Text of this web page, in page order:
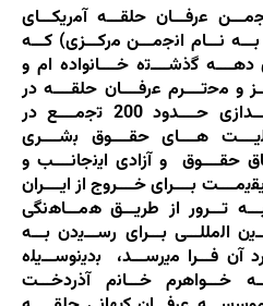
ﻋرﻓـــﺎن ﺣﻠﻘـــه آﻣرﯾﮑـــﺎی
ﻧـــﺎم اﻧﺟﻣـــن ﻣرﮐـــزی) ﮐـــه
دھــــه ﮔذﺷــــﺗه ﺧــــﺎﻧواده ام و
و ﻣﺣﺗــــرم ﻋرﻓــــﺎن ﺣﻠﻘــــه در
ﺗورﻧﺗــــوی ﮐﺎﻧــــﺎدا و راه اﻧــــدازی ﺣــــدود 200 ﺗﺟﻣــــﻊ در
ھــــﺎی ﺣﻘــــوق ﺑﺷــــری
ﺣﻘــــوق و آزادی اﯾﻧﺟﺎﻧــــب و
ﺑــــرای ﺧــــروج از اﯾــــران
ﺗـــرور از طرﯾـــﻖ ھﻣـــﺎھﻧﮕﯽ
اﻟﻣﻠﻠـــﯽ ﺑـــرای رﺳـــﯾدن ﺑـــه
آن ﻓـــرا ﻣﯾرﺳـــد، ﺑدﯾﻧوﺳـــﯾﻠه
ﺧـــواھرم ﺧـــﺎﻧم آذردﺧـــت